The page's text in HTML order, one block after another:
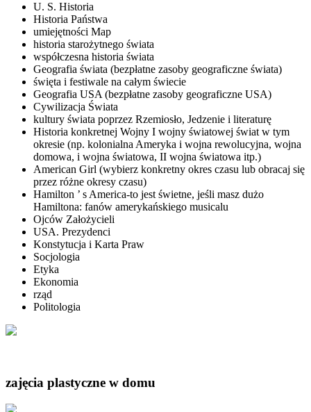
U. S. Historia
Historia Państwa
umiejętności Map
historia starożytnego świata
współczesna historia świata
Geografia świata (bezpłatne zasoby geograficzne świata)
święta i festiwale na całym świecie
Geografia USA (bezpłatne zasoby geograficzne USA)
Cywilizacja Świata
kultury świata poprzez Rzemiosło, Jedzenie i literaturę
Historia konkretnej Wojny I wojny światowej świat w tym
okresie (np. kolonialna Ameryka i wojna rewolucyjna, wojna
domowa, i wojna światowa, II wojna światowa itp.)
American Girl (wybierz konkretny okres czasu lub obracaj się
przez różne okresy czasu)
Hamilton ’ s America-to jest świetne, jeśli masz dużo
Hamiltona: fanów amerykańskiego musicalu
Ojców Założycieli
USA. Prezydenci
Konstytucja i Karta Praw
Socjologia
Etyka
Ekonomia
rząd
Politologia
zajęcia plastyczne w domu